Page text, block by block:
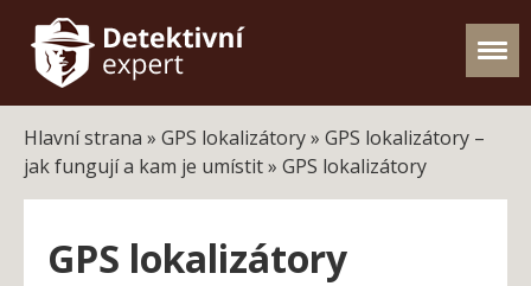
Hlavní strana » GPS lokalizátory» GPS lokalizátory –
jak fungují a kam je umístit» GPS lokalizátory
GPS lokalizátory